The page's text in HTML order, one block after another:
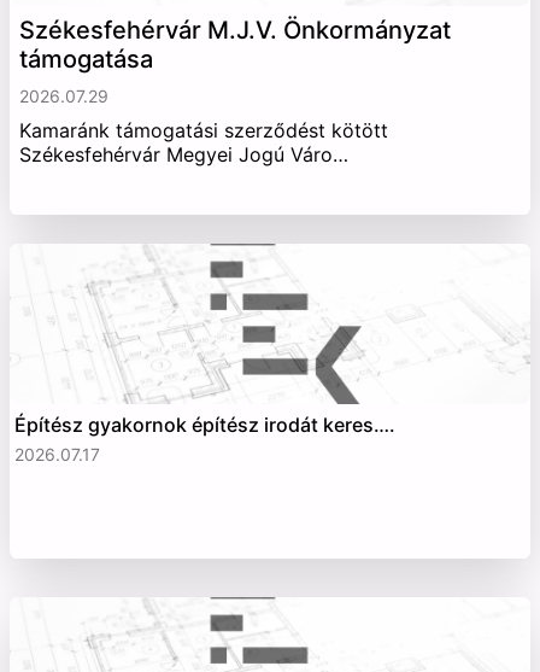
Székesfehérvár M.J.V. Önkormányzat
támogatása
2026.07.29
Kamaránk támogatási szerződést kötött
Székesfehérvár Megyei Jogú Váro…
Építész gyakornok építész irodát keres….
2026.07.17